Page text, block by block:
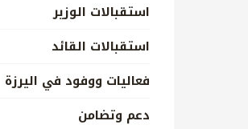
استقبالات الوزير
استقبالات القائد
فعاليات ووفود في اليرزة
دعم وتضامن